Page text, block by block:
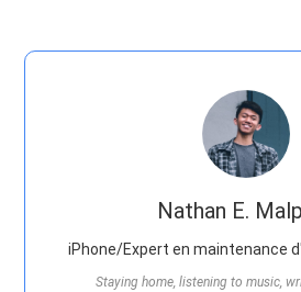
Nathan E.
iPhone/Expert en maintenance
Staying home, listening to music,